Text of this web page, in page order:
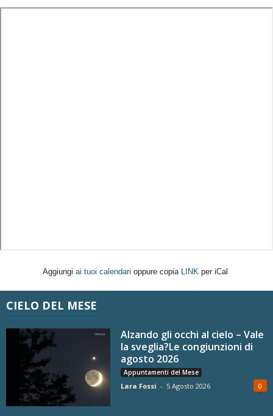
Aggiungi ai tuoi calendari oppure copia LINK per iCal
CIELO DEL MESE
Alzando gli occhi al cielo – Vale
la sveglia?Le congiunzioni di
agosto 2026
Appuntamenti del Mese
Lara Fossi - 5 Agosto 2026 0